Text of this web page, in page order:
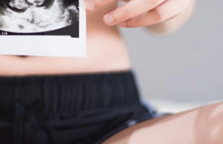
nên nuôi con bằng sữa mẹ cho đến khi trẻ được
thức uống khác trong 6 tháng đầu là không
việc nuôi con bằng sữa mẹ. Sau sáu tháng
phù hợp với lứa tuổi kết hợp với bú sữa mẹ cho
trước khi quyết định dùng sản phẩm dinh
khi cho con bú.